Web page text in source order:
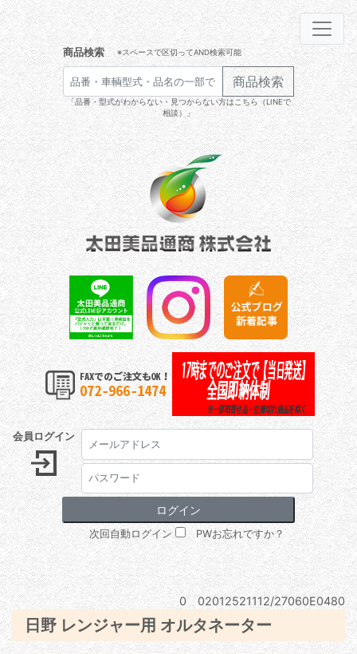
商品検索 ※スペースで区切ってAND検索可能
商品検索
「品番・型式がわからない・見つからない方はこちら（LINEで
相談）」
会員ログイン
次回自動ログイン PWお忘れですか？
0 02012521112/27060E0480
日野 レンジャー用 オルタネーター